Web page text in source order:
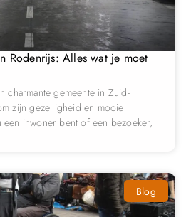
Rodenrijs: Alles wat je moet
charmante gemeente in Zuid-
zijn gezelligheid en mooie
inwoner bent of een bezoeker,
Blog